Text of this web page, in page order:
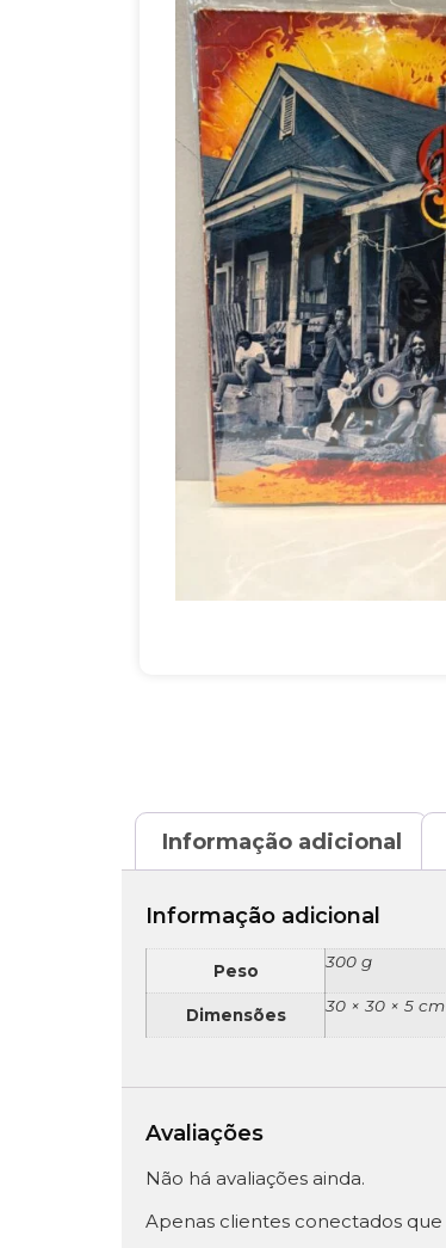
Informação adicional
Informação adicional
Peso 300 g
Dimensões 30 × 30 × 5 cm
Avaliações
Não há avaliações ainda.
Apenas clientes conectados